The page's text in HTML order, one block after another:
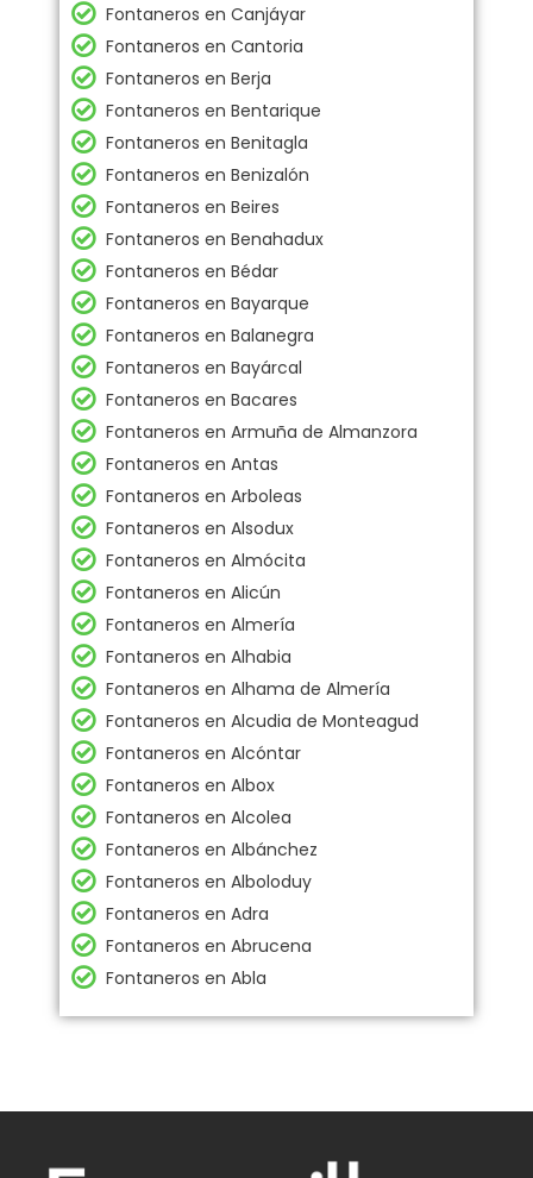
Fontaneros en Canjáyar
Fontaneros en Cantoria
Fontaneros en Berja
Fontaneros en Bentarique
Fontaneros en Benitagla
Fontaneros en Benizalón
Fontaneros en Beires
Fontaneros en Benahadux
Fontaneros en Bédar
Fontaneros en Bayarque
Fontaneros en Balanegra
Fontaneros en Bayárcal
Fontaneros en Bacares
Fontaneros en Armuña de Almanzora
Fontaneros en Antas
Fontaneros en Arboleas
Fontaneros en Alsodux
Fontaneros en Almócita
Fontaneros en Alicún
Fontaneros en Almería
Fontaneros en Alhabia
Fontaneros en Alhama de Almería
Fontaneros en Alcudia de Monteagud
Fontaneros en Alcóntar
Fontaneros en Albox
Fontaneros en Alcolea
Fontaneros en Albánchez
Fontaneros en Alboloduy
Fontaneros en Adra
Fontaneros en Abrucena
Fontaneros en Abla